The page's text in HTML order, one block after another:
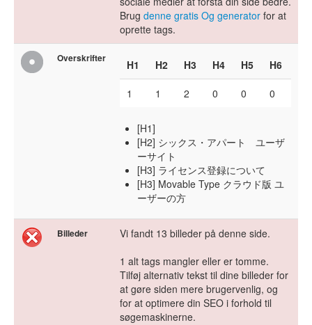
Brug denne gratis Og generator for at
oprette tags.
Overskrifter H1 H2 H3 H4 H5 H6
1 1 2 0 0 0
[H1]
[H2] シックス・アパート ユーザ
ーサイト
[H3] ライセンス登録について
[H3] Movable Type クラウド版 ユ
ーザーの方
Billeder
Vi fandt 13 billeder på denne side.
1 alt tags mangler eller er tomme.
Tilføj alternativ tekst til dine billeder for
at gøre siden mere brugervenlig, og
for at optimere din SEO i forhold til
søgemaskinerne.